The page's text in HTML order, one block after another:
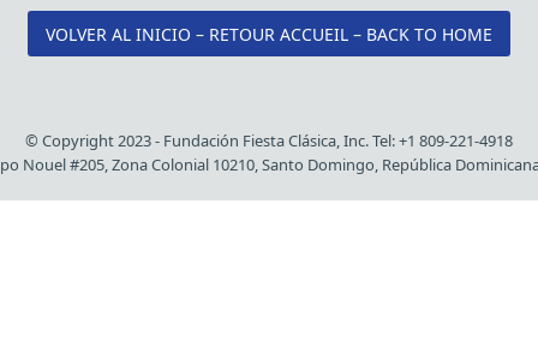
VOLVER AL INICIO – RETOUR ACCUEIL – BACK TO HOME
© Copyright 2023 - Fundación Fiesta Clásica, Inc. Tel: +1 809-221-4918
Nouel #205, Zona Colonial 10210, Santo Domingo, República